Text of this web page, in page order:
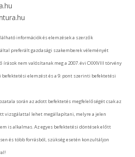
információk és elemzések a szerzők
preferált gazdasági szakemberek véleményét
nem valósítanak meg a 2007. évi CXXXVIII törvény
befektetési elemzést és a 9. pont szerinti befektetési
során az adott befektetés megfelelőségét csak az
vizsgálattal lehet megállapítani, melyre a jelen
is alkalmas. Az egyes befektetési döntések előtt
és több forrásból, szükség esetén konzultáljon